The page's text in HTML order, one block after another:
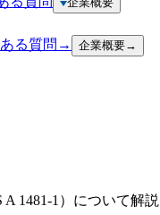
る質問 → 企業概要→
1481-1）について解説